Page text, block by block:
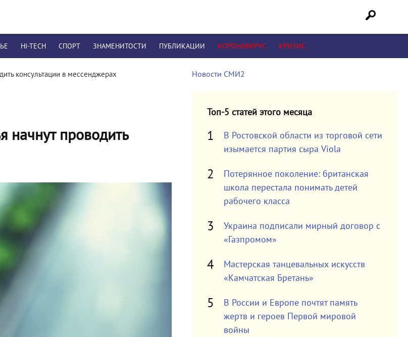
HI-TECH СПОРТ ЗНАМЕНИТОСТИ ПУБЛИКАЦИИ КОРОНАВИРУС КРИЗИС
консультации в мессенджерах
начнут проводить
Новости СМИ2
Топ-5 статей этого месяца
В Ростовской области из торговой сети
изымается партия сыра Viola
Потерянное поколение: британская
школа перестала понимать детей
рабочего класса
Украина подписали мирный договор с
«Газпромом»
Мастерская танцевальных искусств
«Камчатская Бретань»
В России и Европе почтят память
жертв и героев Первой мировой
войны